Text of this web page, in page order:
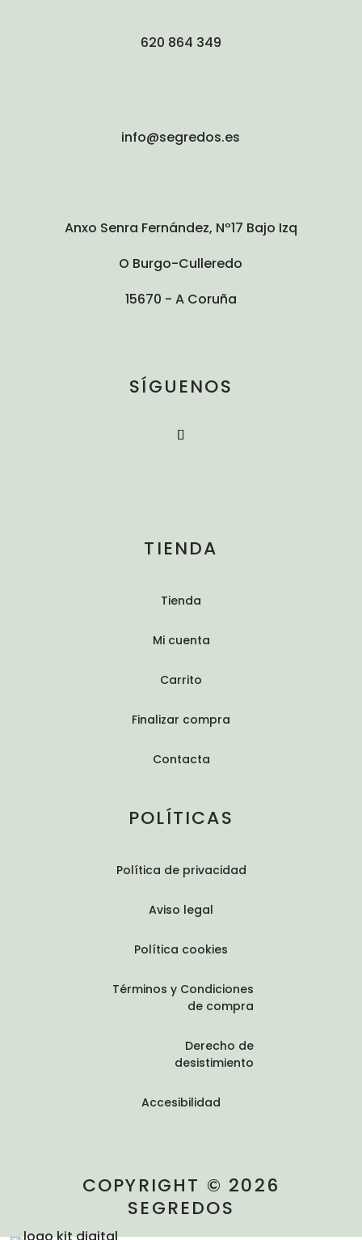
620 864 349
info@segredos.es
Anxo Senra Fernández, Nº17 Bajo Izq
O Burgo-Culleredo
15670 - A Coruña
SÍGUENOS
TIENDA
Tienda
Mi cuenta
Carrito
Finalizar compra
Contacta
POLÍTICAS
Política de privacidad
Aviso legal
Política cookies
Términos y Condiciones
de compra
Derecho de
desistimiento
Accesibilidad
COPYRIGHT © 2026
SEGREDOS